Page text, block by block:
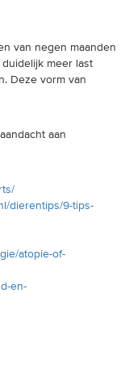
van negen maanden
meer last
Deze vorm van
aan
dierentips/9-tips-
atopie-of-
en-